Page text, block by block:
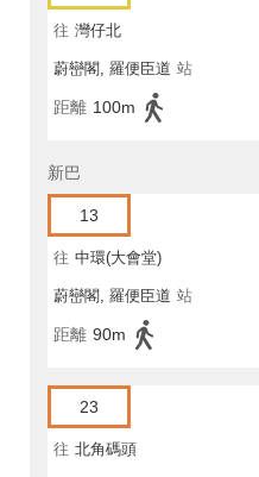
往 灣仔北
蔚巒閣, 羅便臣道 站
距離 100m
新巴
13
往 中環(大會堂)
蔚巒閣, 羅便臣道 站
距離 90m
23
往 北角碼頭